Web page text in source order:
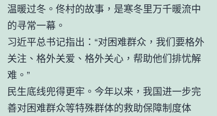
温暖过冬。佟村的故事，是寒冬里万千暖流中
的寻常一幕。
习近平总书记指出：“对困难群众，我们要格外
关注、格外关爱、格外关心，帮助他们排忧解
难。”
民生底线兜得更牢。今年以来，我国进一步完
善对困难群众等特殊群体的救助保障制度体